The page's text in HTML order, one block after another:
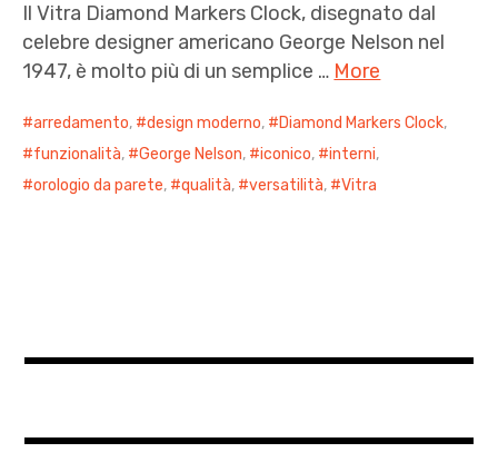
Il Vitra Diamond Markers Clock, disegnato dal
celebre designer americano George Nelson nel
1947, è molto più di un semplice … More
arredamento, design moderno, Diamond Markers Clock,
funzionalità, George Nelson, iconico, interni,
orologio da parete, qualità, versatilità, Vitra